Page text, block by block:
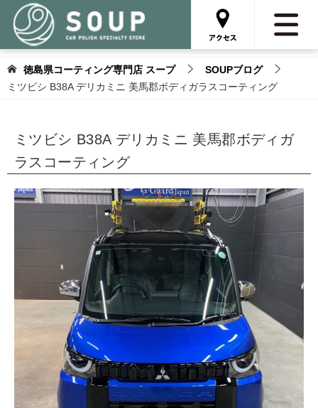
徳島県コーティング専門店 スープ
SOUPブログ
ミツビシ B38A デリカミニ 美馬郡ボディガラスコーティング
ミツビシ B38A デリカミニ 美馬郡ボディガ
ラスコーティング